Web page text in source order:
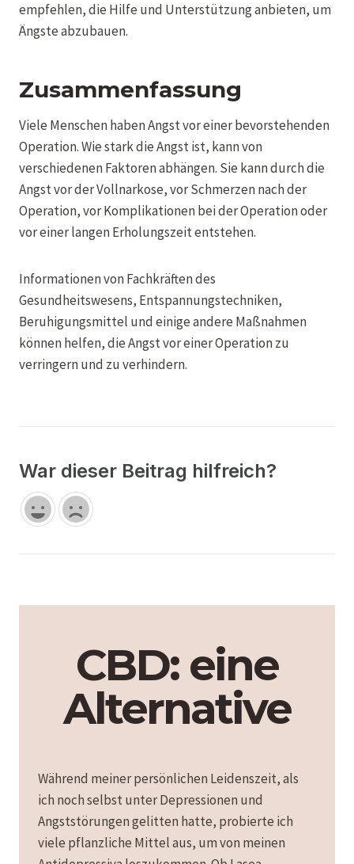
empfehlen, die Hilfe und Unterstützung anbieten, um
Ängste abzubauen.
Zusammenfassung
Viele Menschen haben Angst vor einer bevorstehenden
Operation. Wie stark die Angst ist, kann von
verschiedenen Faktoren abhängen. Sie kann durch die
Angst vor der Vollnarkose, vor Schmerzen nach der
Operation, vor Komplikationen bei der Operation oder
vor einer langen Erholungszeit entstehen.
Informationen von Fachkräften des
Gesundheitswesens, Entspannungstechniken,
Beruhigungsmittel und einige andere Maßnahmen
können helfen, die Angst vor einer Operation zu
verringern und zu verhindern.
War dieser Beitrag hilfreich?
CBD: eine
Alternative
Während meiner persönlichen Leidenszeit, als
ich noch selbst unter Depressionen und
Angststörungen gelitten hatte, probierte ich
viele pflanzliche Mittel aus, um von meinen